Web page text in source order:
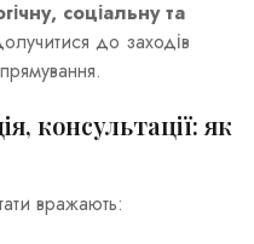
соціальну та
до заходів
консультації: як
вражають: